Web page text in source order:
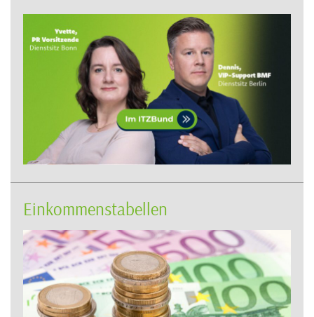
Einkommenstabellen